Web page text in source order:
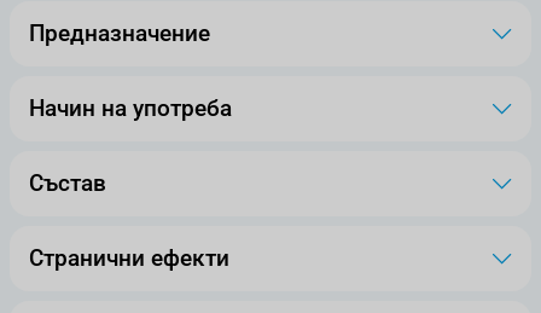
Предназначение
Начин на употреба
Състав
Странични ефекти